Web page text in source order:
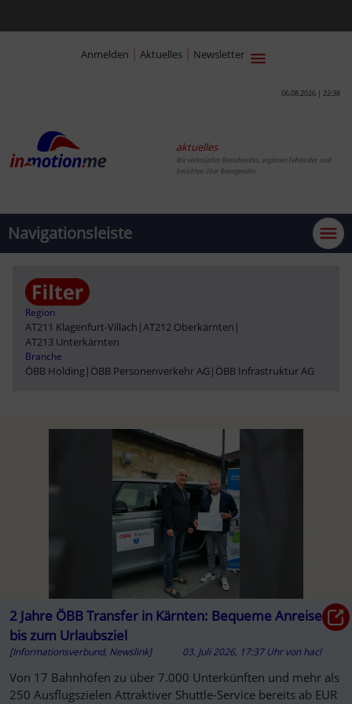
Anmelden | Aktuelles | Newsletter
06.08.2026 | 22:38
aktuelles
Wir verknüpfen Bestehendes, ergänzen Fehlendes und
berichten über Bewegendes
Navigationsleiste
Region
AT211 Klagenfurt-Villach |AT212 Oberkärnten |
AT213 Unterkärnten
Branche
ÖBB Holding| ÖBB Personenverkehr AG| ÖBB Infrastruktur AG
2 Jahre ÖBB Transfer in Kärnten: Bequeme Anreise
bis zum Urlaubsziel
[Informationsverbund, Newslink] 03. Juli 2026, 17:37 Uhr vonhacl
Von 17 Bahnhöfen zu über 7.000 Unterkünften und mehr als
250 Ausflugszielen Attraktiver Shuttle-Service bereits ab EUR